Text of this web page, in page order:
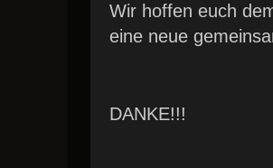
Wir hoffen euch
eine neue
DANKE!!!